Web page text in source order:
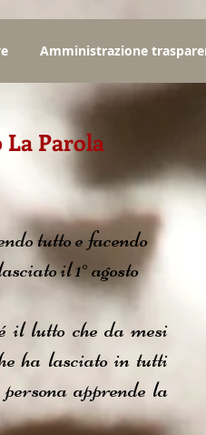
Amministrazione
La Parola
tutto e facendo
il 1° agosto
il lutto che da mesi
ha lasciato in tutti
apprende la